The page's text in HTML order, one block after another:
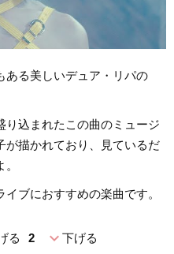
ある美しいデュア・リパの
り込まれたこの曲のミュージ
が描かれており、見ているだ
ブにおすすめの楽曲です。
る 2 expand_more下げる